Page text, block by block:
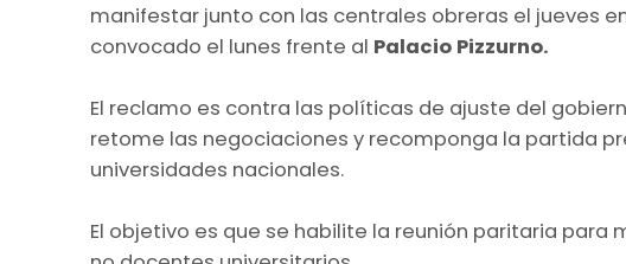
manifestar junto con las centrales obreras el jueves
convocado el lunes frente al Palacio Pizzurno.
El reclamo es contra las políticas de ajuste del
retome las negociaciones y recomponga la partida
universidades nacionales.
El objetivo es que se habilite la reunión paritaria para